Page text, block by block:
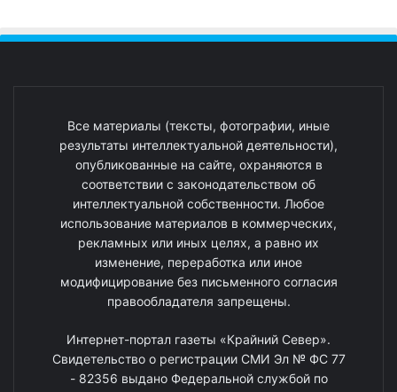
Все материалы (тексты, фотографии, иные
результаты интеллектуальной деятельности),
опубликованные на сайте, охраняются в
соответствии с законодательством об
интеллектуальной собственности. Любое
использование материалов в коммерческих,
рекламных или иных целях, а равно их
изменение, переработка или иное
модифицирование без письменного согласия
правообладателя запрещены.
Интернет-портал газеты «Крайний Север».
Свидетельство о регистрации СМИ Эл № ФС 77
- 82356 выдано Федеральной службой по